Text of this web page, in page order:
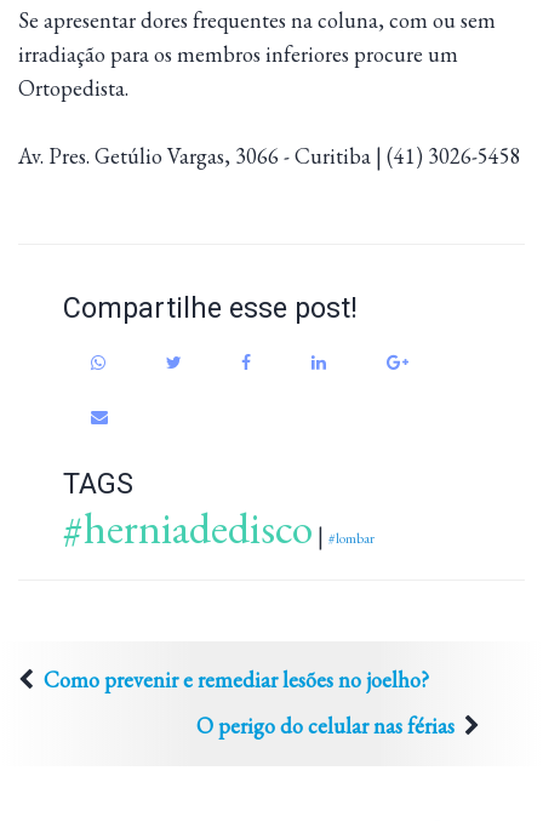
Se apresentar dores frequentes na coluna, com ou sem
irradiação para os membros inferiores procure um
Ortopedista.
Av. Pres. Getúlio Vargas, 3066 - Curitiba | (41) 3026-5458
Compartilhe esse post!
TAGS
#herniadedisco |#lombar
Como prevenir e remediar lesões no joelho?
O perigo do celular nas férias